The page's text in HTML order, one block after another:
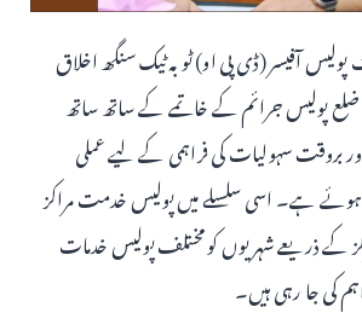
آفیسر (ڈی پی او) ٹوبہ ٹیک سنگھ اخلاق
ضلع پولیس جرائم کے خاتمے کے ساتھ ساتھ
بروقت سہولیات کی فراہمی کے لیے عملی
ہے۔ اسی سلسلے میں پولیس خدمت مراکز
کے ذریعے شہریوں کو مختلف پولیس خدمات
کی جا رہی ہیں۔